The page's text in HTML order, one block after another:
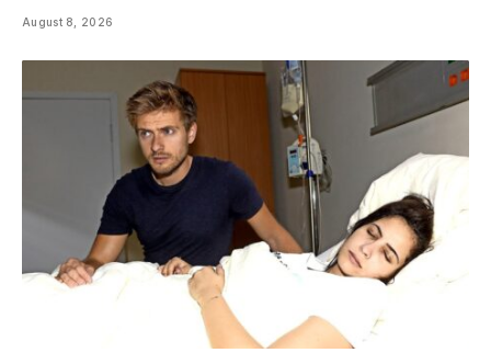
August 8, 2026